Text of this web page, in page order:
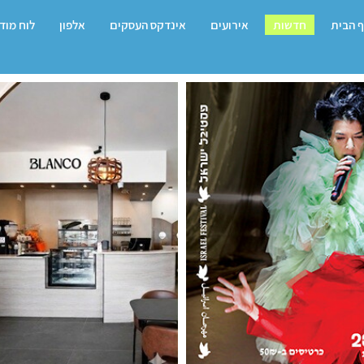
הבית חדשות אירועים אינדקס העסקים אלפון לוח